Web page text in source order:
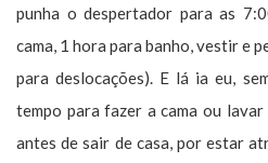
punha o despertador para as
cama, 1 hora para banho, vestir e
para deslocações). E lá ia eu,
tempo para fazer a cama ou
antes de sair de casa, por estar